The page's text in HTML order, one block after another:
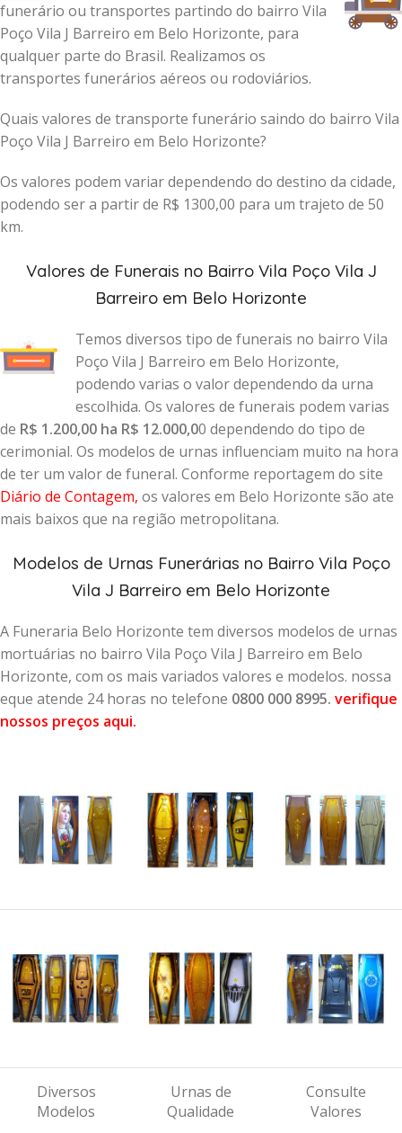
funerário ou transportes partindo do bairro Vila
Poço Vila J Barreiro em Belo Horizonte, para
qualquer parte do Brasil. Realizamos os
transportes funerários aéreos ou rodoviários.
Quais valores de transporte funerário saindo do bairro Vila
Poço Vila J Barreiro em Belo Horizonte?
Os valores podem variar dependendo do destino da cidade,
podendo ser a partir de R$ 1300,00 para um trajeto de 50
km.
Valores de Funerais no Bairro Vila Poço Vila J
Barreiro em Belo Horizonte
Temos diversos tipo de funerais no bairro Vila
Poço Vila J Barreiro em Belo Horizonte,
podendo varias o valor dependendo da urna
escolhida. Os valores de funerais podem varias
de R$ 1.200,00 ha R$ 12.000,00 dependendo do tipo de
cerimonial. Os modelos de urnas influenciam muito na hora
de ter um valor de funeral. Conforme reportagem do site
Diário de Contagem, os valores em Belo Horizonte são ate
mais baixos que na região metropolitana.
Modelos de Urnas Funerárias no Bairro Vila Poço
Vila J Barreiro em Belo Horizonte
A Funeraria Belo Horizonte tem diversos modelos de urnas
mortuárias no bairro Vila Poço Vila J Barreiro em Belo
Horizonte, com os mais variados valores e modelos. nossa
eque atende 24 horas no telefone 0800 000 8995. verifique
nossos preços aqui.
Diversos
Modelos
Urnas de
Qualidade
Consulte
Valores